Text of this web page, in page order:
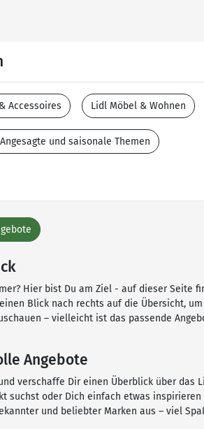
Accessoires Lidl Möbel & Wohnen
und saisonale Themen
Hier bist Du am Ziel - auf dieser Seite
Blick nach rechts auf die Übersicht,
– vielleicht ist das passende
Angebote
verschaffe Dir einen Überblick über das
suchst oder Dich einfach etwas inspirieren
und beliebter Marken aus – viel